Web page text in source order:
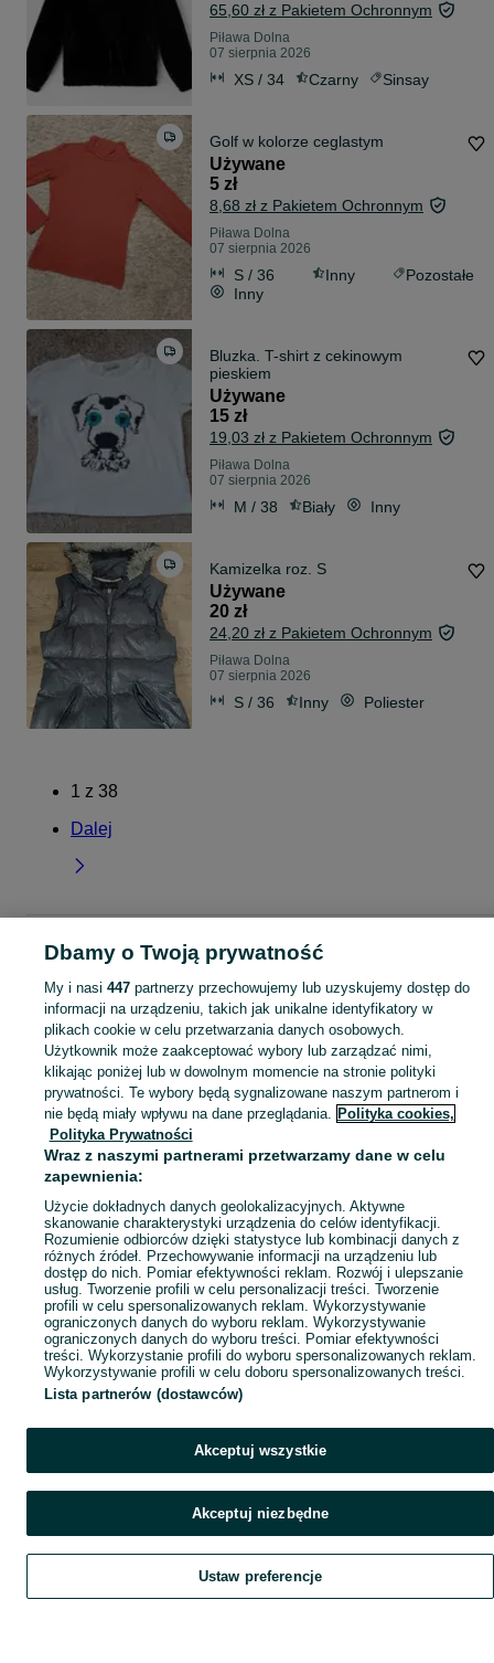
65,60 zł z Pakietem Ochronnym
Piława Dolna
07 sierpnia 2026
XS / 34 Czarny Sinsay
Golf w kolorze ceglastym
Używane
5 zł
8,68 zł z Pakietem Ochronnym
Piława Dolna
07 sierpnia 2026
S / 36 Inny
Pozostałe
Inny
Bluzka. T-shirt z cekinowym
pieskiem
Używane
15 zł
19,03 zł z Pakietem Ochronnym
Piława Dolna
07 sierpnia 2026
M / 38 Biały Inny
Kamizelka roz. S
Używane
20 zł
24,20 zł z Pakietem Ochronnym
Piława Dolna
07 sierpnia 2026
S / 36 Inny Poliester
1 z 38
Dalej
Strona główna Dolnośląskie Piława Dolna
KATEGORIA
Skorzystaj z największego serwisu ogłoszeniowego - Piława Dolna i okolice! Kupuj to, czego pragniesz i sprzedawaj to, czego już nie potrzebujesz! Zobacz
Mapa kategorii
Mapa miejscowości
Mapa ministron
Szukaj Obserwujesz Dodaj Czat Konto
Dbamy o Twoją prywatność
My i nasi 447partnerzy przechowujemy lub uzyskujemy dostęp do
informacji na urządzeniu, takich jak unikalne identyfikatory w
plikach cookie w celu przetwarzania danych osobowych.
Użytkownik może zaakceptować wybory lub zarządzać nimi,
klikając poniżej lub w dowolnym momencie na stronie polityki
prywatności. Te wybory będą sygnalizowane naszym partnerom i
nie będą miały wpływu na dane przeglądania. Polityka cookies,
Polityka Prywatności
Wraz z naszymi partnerami przetwarzamy dane w celu
zapewnienia:
Użycie dokładnych danych geolokalizacyjnych. Aktywne
skanowanie charakterystyki urządzenia do celów identyfikacji.
Rozumienie odbiorców dzięki statystyce lub kombinacji danych z
różnych źródeł. Przechowywanie informacji na urządzeniu lub
dostęp do nich. Pomiar efektywności reklam. Rozwój i ulepszanie
usług. Tworzenie profili w celu personalizacji treści. Tworzenie
profili w celu spersonalizowanych reklam. Wykorzystywanie
ograniczonych danych do wyboru reklam. Wykorzystywanie
ograniczonych danych do wyboru treści. Pomiar efektywności
treści. Wykorzystanie profili do wyboru spersonalizowanych reklam.
Wykorzystywanie profili w celu doboru spersonalizowanych treści.
Lista partnerów (dostawców)
Akceptuj wszystkie
Akceptuj niezbędne
Ustaw preferencje